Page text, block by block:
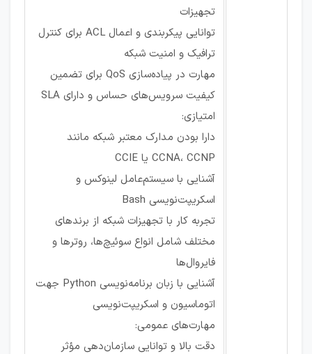
تجهیزات
توانایی پیکربندی و اعمال ACL برای کنترل
ترافیک و امنیت شبکه
مهارت در پیاده‌سازی QoS برای تضمین
کیفیت سرویس‌های حساس و دارای SLA
امتیازی:
دارا بودن مدارک معتبر شبکه مانند
CCNA، CCNP یا CCIE
آشنایی با سیستم‌عامل لینوکس و
اسکریپت‌نویسی Bash
تجربه کار با تجهیزات شبکه از برندهای
مختلف شامل انواع سوئیچ‌ها، روترها و
فایروال‌ها
آشنایی با زبان برنامه‌نویسی Python جهت
اتوماسیون و اسکریپت‌نویسی
مهارت‌های عمومی:
دقت بالا و توانایی سازمان‌دهی مؤثر